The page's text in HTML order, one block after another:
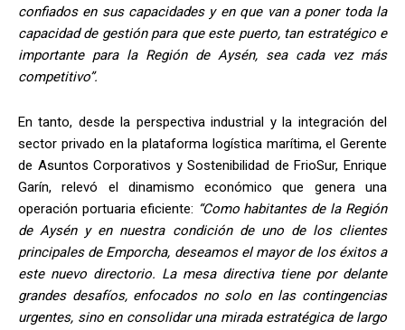
confiados en sus capacidades y en que van a poner toda la
capacidad de gestión para que este puerto, tan estratégico e
importante para la Región de Aysén, sea cada vez más
competitivo”.
En tanto, desde la perspectiva industrial y la integración del
sector privado en la plataforma logística marítima, el Gerente
de Asuntos Corporativos y Sostenibilidad de FrioSur, Enrique
Garín, relevó el dinamismo económico que genera una
operación portuaria eficiente: “Como habitantes de la Región
de Aysén y en nuestra condición de uno de los clientes
principales de Emporcha, deseamos el mayor de los éxitos a
este nuevo directorio. La mesa directiva tiene por delante
grandes desafíos, enfocados no solo en las contingencias
urgentes, sino en consolidar una mirada estratégica de largo